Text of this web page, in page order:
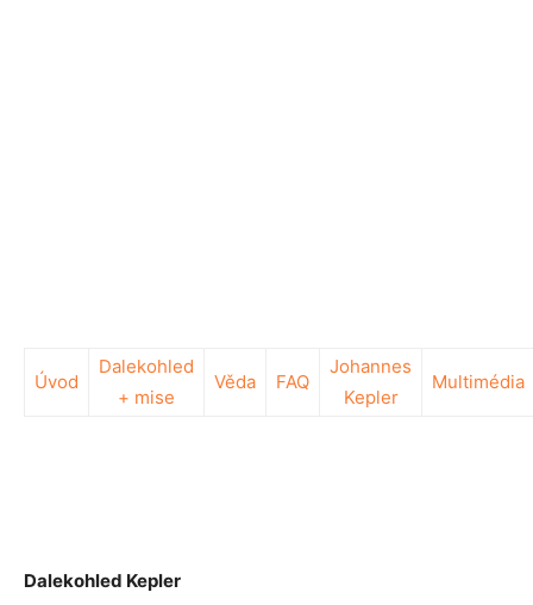
Úvod
Dalekohled
+ mise
Věda FAQ
Johannes
Kepler
Multimédia
Dalekohled Kepler